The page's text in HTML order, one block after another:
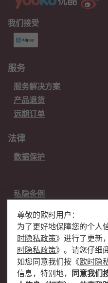
我们接受
服务
服务解决方案
产品退货
远期订单
法律
数据保护
私隐条例
关于欧时
欧时销售条款
企业集团
关于我们
尊敬的欧时用户：
为了更好地保障您的个人
时隐私政策》 进行了更新
时隐私政策》 。请您仔细
如您同意我们按 《欧时隐
信息，特别地，
同意我们